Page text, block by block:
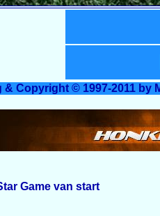
& Copyright © 1997-2011 by
Game van start